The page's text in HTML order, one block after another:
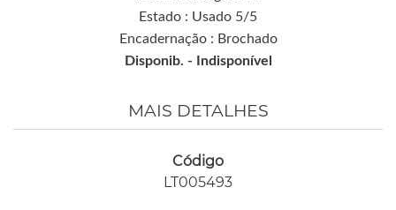
Estado : Usado 5/5
Encadernação : Brochado
Disponib. -
Indisponível
MAIS DETALHES
Código
LT005493